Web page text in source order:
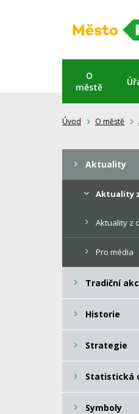
O
městě
Úvod O městě
Aktuality
Aktuality
Aktuality z
Pro média
Tradiční
Historie
Strategie
Statistická
Symboly